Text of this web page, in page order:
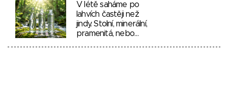
V létě saháme po
lahvích častěji než
jindy. Stolní, minerální,
pramenitá, nebo…